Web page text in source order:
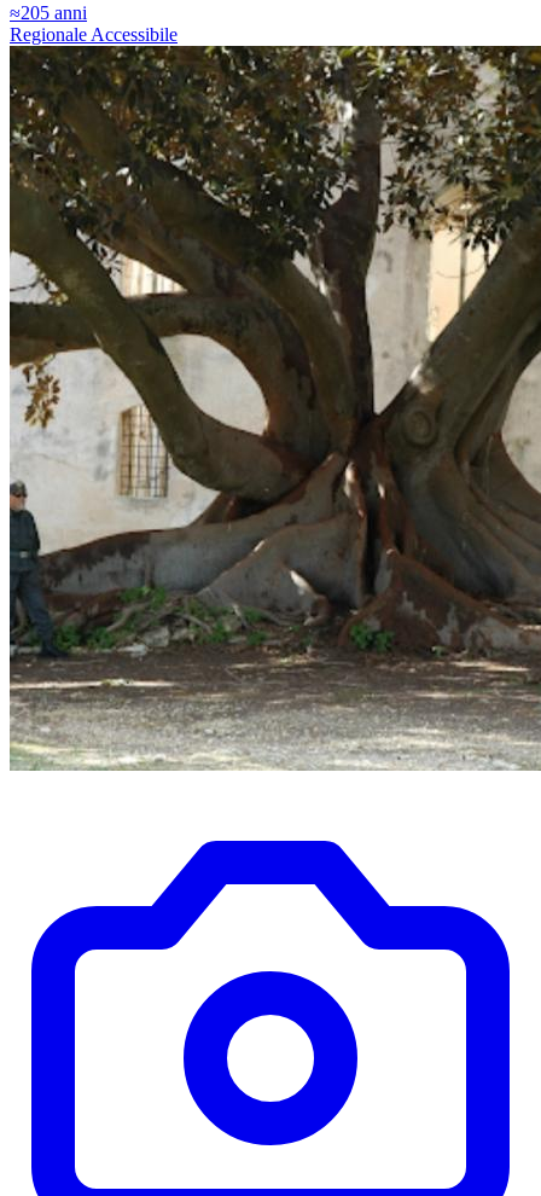
≈205 anni
Regionale Accessibile